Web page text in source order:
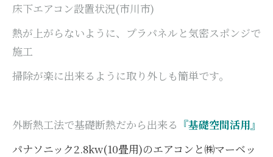
床下エアコン設置状況(市川市)
熱が上がらないように、プラパネルと気密スポンジで
施工
掃除が楽に出来るように取り外しも簡単です。
外断熱工法で基礎断熱だから出来る 『基礎空間活用』
パナソニック2.8kw(10畳用)のエアコンと㈱マーベッ